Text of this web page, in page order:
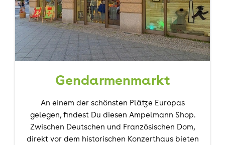
Gendarmenmarkt
An einem der schönsten Plätze Europas
gelegen, findest Du diesen Ampelmann Shop.
Zwischen Deutschen und Französischen Dom,
direkt vor dem historischen Konzerthaus bieten